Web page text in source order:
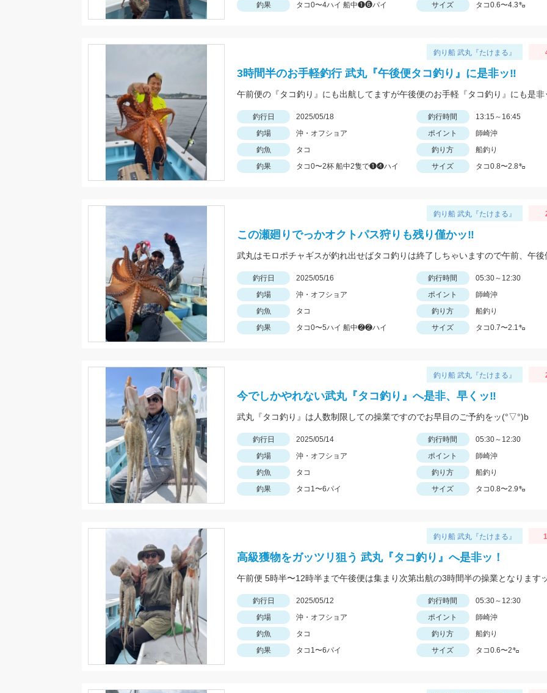
釣果
タコ0〜4ハイ 船中❶❻パイ サイズ タコ0.6〜4.3㌔
釣り船 武丸『たけまる』
3時間半のお手軽釣行 武丸『午後便タコ釣り』に是非ッ‼︎
午前便の『タコ釣り』にも出航してますが午後便のお手軽『タコ釣り』にも是
釣行日 2025/05/18 釣行時間
13:15～16:45
釣場
沖・オフショア ポイント
師崎沖
釣魚
タコ 釣り方
船釣り
釣果
タコ0〜2杯 船中2隻で❶❹ハイ サイズ タコ0.8〜2.8㌔
釣り船 武丸『たけまる』
この瀬廻りでっかオクトパス狩りも残り僅かッ‼︎
釣行日 2025/05/16 釣行時間
05:30～12:30
釣場
沖・オフショア ポイント
師崎沖
釣魚
タコ 釣り方
船釣り
釣果
タコ0〜5ハイ 船中❷❷ハイ サイズ タコ0.7〜2.1㌔
釣り船 武丸『たけまる』
今でしかやれない武丸『タコ釣り』へ是非、早くッ‼︎
武丸『タコ釣り』は人数制限しての操業ですのでお早目のご予約をッ(°▽°)b
釣行日 2025/05/14 釣行時間
05:30～12:30
釣場
沖・オフショア ポイント
師崎沖
釣魚
タコ 釣り方
船釣り
釣果
タコ1〜6パイ サイズ タコ0.8〜2.9㌔
釣り船 武丸『たけまる』
高級獲物をガッツリ狙う 武丸『タコ釣り』へ是非ッ！
午前便 5時半〜12時半まで午後便は集まり次第出航の3時間半の操業となります
釣行日 2025/05/12 釣行時間
05:30～12:30
釣場
沖・オフショア ポイント
師崎沖
釣魚
タコ 釣り方
船釣り
釣果
タコ1〜6パイ サイズ タコ0.6〜2㌔